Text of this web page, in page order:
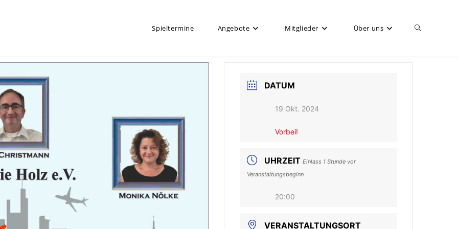
Spieltermine Angebote Mitglieder Über uns Website-
DATUM
19 Okt. 2024
Vorbei!
UHRZEIT Einlass 1 Stunde vor
Veranstaltungsbeginn
20:00
VERANSTALTUNGSORT